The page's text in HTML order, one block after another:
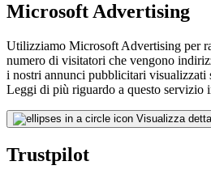
Microsoft Advertising
Utilizziamo Microsoft Advertising per
numero di visitatori che vengono
i nostri annunci pubblicitari visualizzati
Leggi di più riguardo a questo servizio
Visualizza
Trustpilot